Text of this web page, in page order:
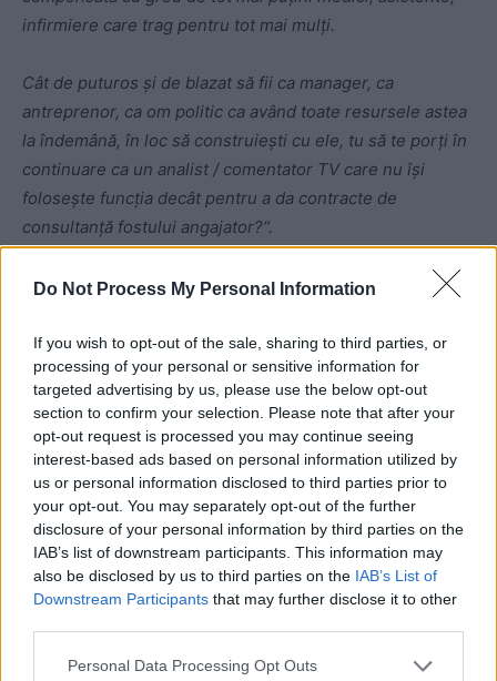
Do Not Process My Personal Information
If you wish to opt-out of the sale, sharing to third parties, or
processing of your personal or sensitive information for
targeted advertising by us, please use the below opt-out
section to confirm your selection. Please note that after your
opt-out request is processed you may continue seeing
interest-based ads based on personal information utilized by
us or personal information disclosed to third parties prior to
your opt-out. You may separately opt-out of the further
disclosure of your personal information by third parties on the
IAB’s list of downstream participants. This information may
also be disclosed by us to third parties on the IAB’s List of
Downstream Participants that may further disclose it to other
Personal Data Processing Opt Outs
infirmiere care trag pentru tot mai mulți.
Cât de puturos și de blazat să fii ca manager, ca
antreprenor, ca om politic ca având toate resursele astea
la îndemână, în loc să construiești cu ele, tu să te porți în
continuare ca un analist / comentator TV care nu își
folosește funcția decât pentru a da contracte de
consultanță fostului angajator?“.
ad